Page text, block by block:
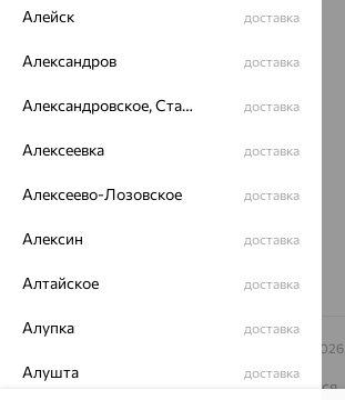
Покупателям
О нас
Магазины и доставка
еще 3
8 (800) 250-02-30
– 2026
Архив акций
На информационном ресурсе применяются
Алейск доставка
Александров доставка
Александровское, Ставропольский край доставка
Алексеевка доставка
Алексеево-Лозовское доставка
Алексин доставка
Алтайское доставка
Алупка доставка
Алушта доставка